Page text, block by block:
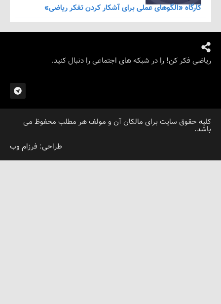
«الگوهای عملی برای آشکار کردن تفکر ریاضی»
کن! را در شبکه های اجتماعی را دنبال کنید.
سایت برای مالکان آن و مولف هر مطلب محفوظ می
طراحی: فرزام وب